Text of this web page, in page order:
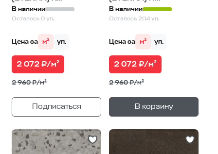
В наличии
Осталось 0 уп.
Цена за м² уп.
2 072 ₽/м²
2 960 ₽/м²
Подписаться
В наличии
Осталось 204 уп.
Цена за м² уп.
2 072 ₽/м²
2 960 ₽/м²
В корзину
— 1уп.